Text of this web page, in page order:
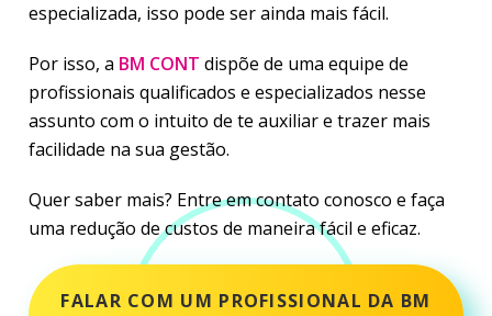
especializada, isso pode ser ainda mais fácil.
Por isso, a BM CONT dispõe de uma equipe de
profissionais qualificados e especializados nesse
assunto com o intuito de te auxiliar e trazer mais
facilidade na sua gestão.
Quer saber mais? Entre em contato conosco e faça
uma redução de custos de maneira fácil e eficaz.
FALAR COM UM PROFISSIONAL DA BM